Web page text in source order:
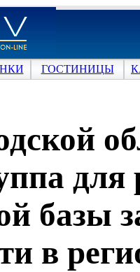
ГОСТИНИЦЫ
для
базы
в